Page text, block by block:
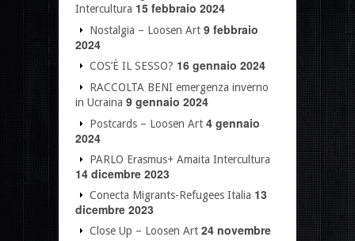
Intercultura 15 febbraio 2024
Nostalgia – Loosen Art 9 febbraio
2024
COS’È IL SESSO? 16 gennaio 2024
RACCOLTA BENI emergenza inverno
in Ucraina 9 gennaio 2024
Postcards – Loosen Art 4 gennaio
2024
PARLO Erasmus+ Amaita Intercultura
14 dicembre 2023
Conecta Migrants-Refugees Italia 13
dicembre 2023
Close Up – Loosen Art 24 novembre